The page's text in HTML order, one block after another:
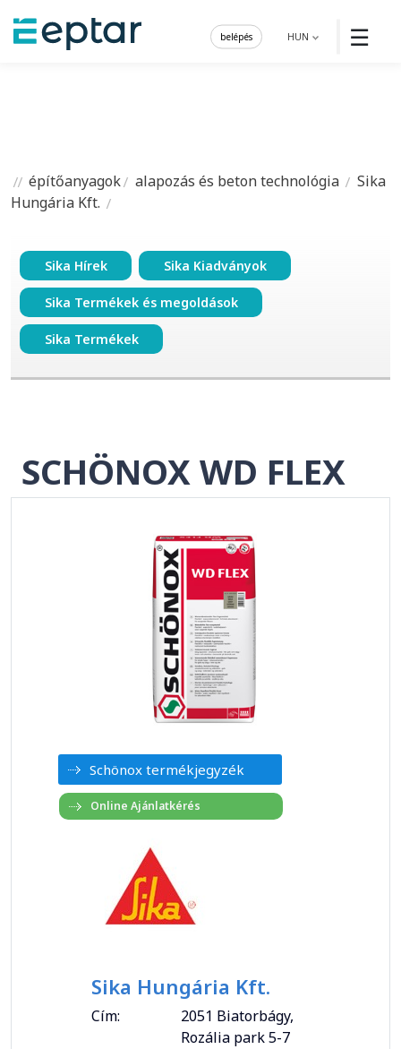
☰
HUN
belépés
építőanyagok alapozás és beton technológia
Sika
Hungária Kft.
Sika Hírek Sika Kiadványok
Sika Termékek és megoldások
Sika Termékek
SCHÖNOX WD FLEX
Schönox termékjegyzék
Sika Hungária Kft.
Cím:
2051 Biatorbágy,
Rozália park 5-7